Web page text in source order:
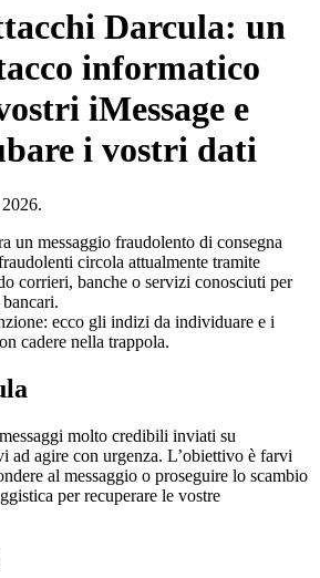
Darcula: un
informatico
iMessage e
i vostri dati
circola attualmente tramite
corrieri, banche o servizi conosciuti per
ecco gli indizi da individuare e i
cadere nella trappola.
molto credibili inviati su
ad agire con urgenza. L’obiettivo è farvi
al messaggio o proseguire lo scambio
per recuperare le vostre